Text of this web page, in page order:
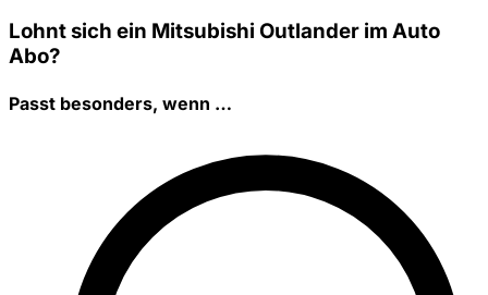
Lohnt sich ein Mitsubishi Outlander im Auto
Abo?
Passt besonders, wenn …